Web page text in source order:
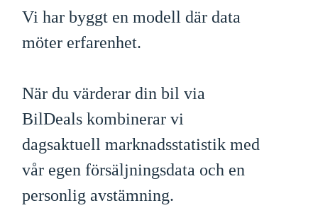
Vi har byggt en modell där data
möter erfarenhet.
När du värderar din bil via
BilDeals kombinerar vi
dagsaktuell marknadsstatistik med
vår egen försäljningsdata och en
personlig avstämning.